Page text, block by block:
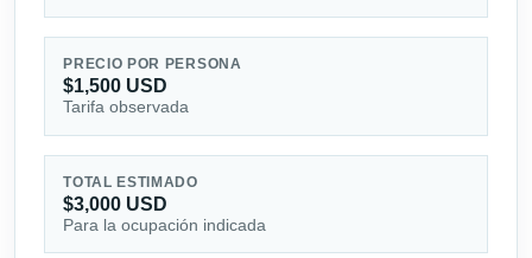
PRECIO POR PERSONA
$1,500 USD
Tarifa observada
TOTAL ESTIMADO
$3,000 USD
Para la ocupación indicada